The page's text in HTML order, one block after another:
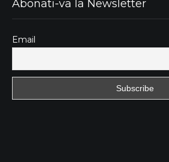
Abonati-va la Newsletter
Email